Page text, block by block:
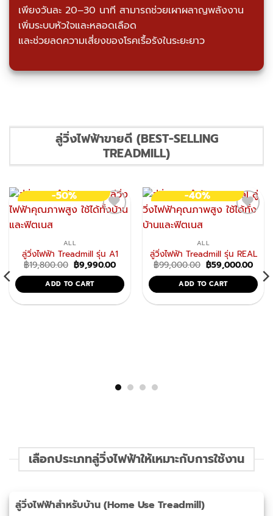
เพียงวันละ 20–30 นาที สามารถช่วยเผาผลาญพลังงาน
เพิ่มระบบหัวใจและหลอดเลือด
และช่วยลดความเสี่ยงของโรคเรื้อรังในระยะยาว
ลู่วิ่งไฟฟ้าขายดี (BEST-SELLING
TREADMILL)
-50%
ALL
ลู่วิ่งไฟฟ้า Treadmill รุ่น A1
฿19,800.00 Original
price
was:
฿19,800.00.
฿9,990.00Current
price
is:
฿9,990.00.
ADD TO CART
-40%
ALL
ลู่วิ่งไฟฟ้า Treadmill รุ่น REAL
฿99,000.00 Original
price
was:
฿99,000.00.
฿59,000.00
price
is:
฿
ADD TO CART
เลือกประเภทลู่วิ่งไฟฟ้าให้เหมาะกับการใช้งาน
ลู่วิ่งไฟฟ้าสำหรับบ้าน (Home Use Treadmill)